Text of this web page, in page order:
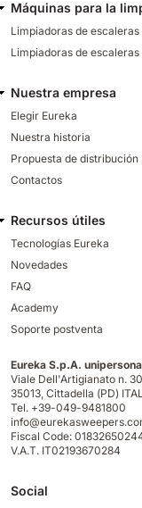
Máquinas para la
Limpiadoras de
Limpiadoras de
Nuestra empresa
Elegir Eureka
Nuestra historia
Propuesta de distribución
Contactos
Recursos útiles
Tecnologías Eureka
Novedades
FAQ
Academy
Soporte postventa
Eureka S.p.A.
Viale Dell'Artigianato n.
35013, Cittadella (PD)
Tel. +39-049-9481800
Fiscal Code:
V.A.T. IT02193670284
Social